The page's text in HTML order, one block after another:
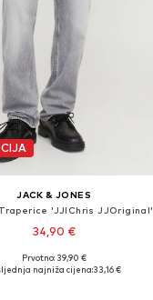
JACK & JONES
'JJIChris JJOriginal'
34,90 €
Dostupno u više veličina
Prvotno: 39,90 €
najniža cijena:33,16 €